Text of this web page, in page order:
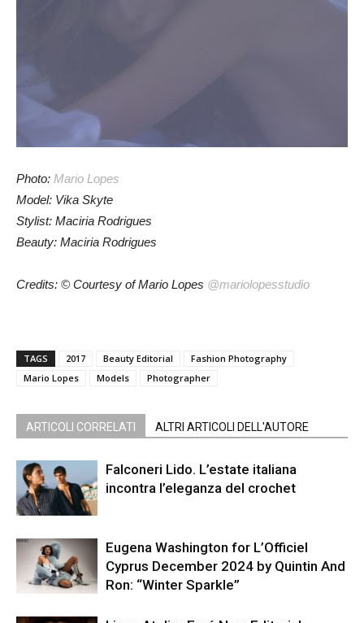
Photo: Mario Lopes
Model: Vika Skyte
Stylist: Maciria Rodrigues
Beauty: Maciria Rodrigues
Credits: © Courtesy of Mario Lopes @mariolopesstudio
TAGS 2017 Beauty Editorial
Fashion Photography
Mario Lopes
Models Photographer
ARTICOLI CORRELATI ALTRI ARTICOLI DELL'AUTORE
Falconeri Lido. L’estate italiana
incontra l’eleganza del crochet
Eugena Washington for L’Officiel
Cyprus December 2024 by Quintin And
Ron: “Winter Sparkle”